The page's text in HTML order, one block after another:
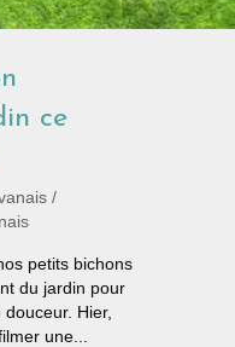
ce
/
petits bichons
du jardin pour
Hier,
une...